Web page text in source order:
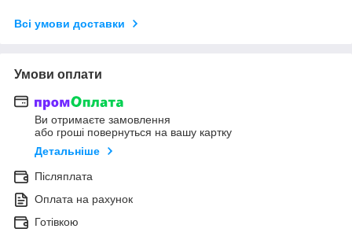
Всі умови доставки
Умови оплати
Ви отримаєте замовлення
або гроші повернуться на вашу картку
Детальніше
Післяплата
Оплата на рахунок
Готівкою